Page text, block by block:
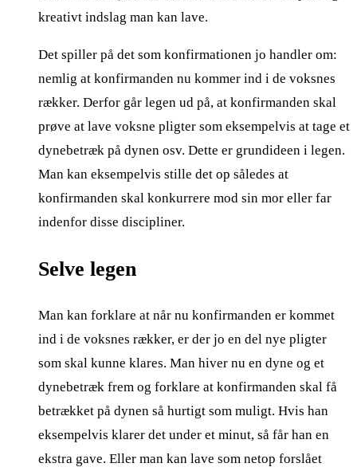
kreativt indslag man kan lave.
Det spiller på det som konfirmationen jo handler om:
nemlig at konfirmanden nu kommer ind i de voksnes
rækker. Derfor går legen ud på, at konfirmanden skal
prøve at lave voksne pligter som eksempelvis at tage et
dynebetræk på dynen osv. Dette er grundideen i legen.
Man kan eksempelvis stille det op således at
konfirmanden skal konkurrere mod sin mor eller far
indenfor disse discipliner.
Selve legen
Man kan forklare at når nu konfirmanden er kommet
ind i de voksnes rækker, er der jo en del nye pligter
som skal kunne klares. Man hiver nu en dyne og et
dynebetræk frem og forklare at konfirmanden skal få
betrækket på dynen så hurtigt som muligt. Hvis han
eksempelvis klarer det under et minut, så får han en
ekstra gave. Eller man kan lave som netop forslået